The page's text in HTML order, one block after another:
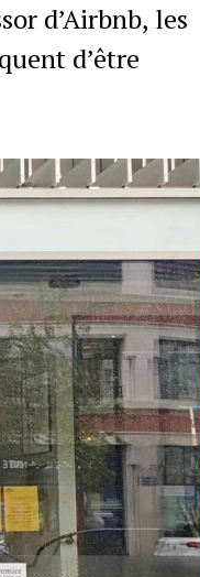
d’Airbnb, les
d’être